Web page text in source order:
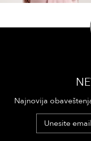
Najnovija